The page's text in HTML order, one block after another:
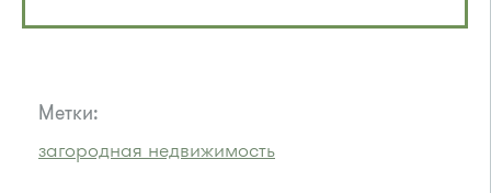
Метки:
загородная недвижимость